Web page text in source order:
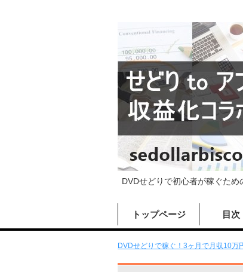
DVDせどりで初心者が稼ぐため
トップページ 目
DVDせどりで稼ぐ！3ヶ月で月収10万